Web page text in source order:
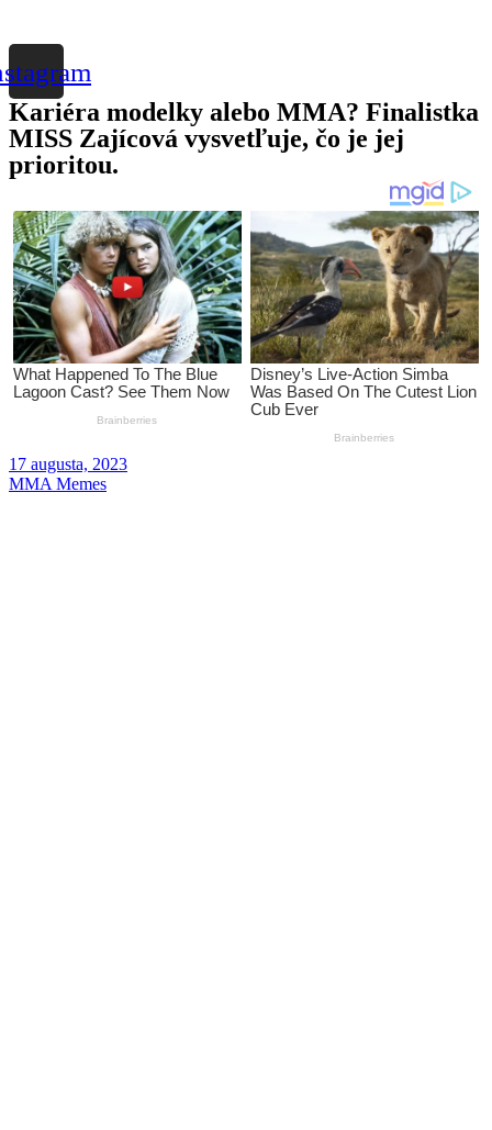
Kariéra modelky alebo MMA? Finalistka
MISS Zajícová vysvetľuje, čo je jej
prioritou.
17 augusta, 2023
MMA Memes